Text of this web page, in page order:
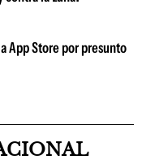
App Store por presunto